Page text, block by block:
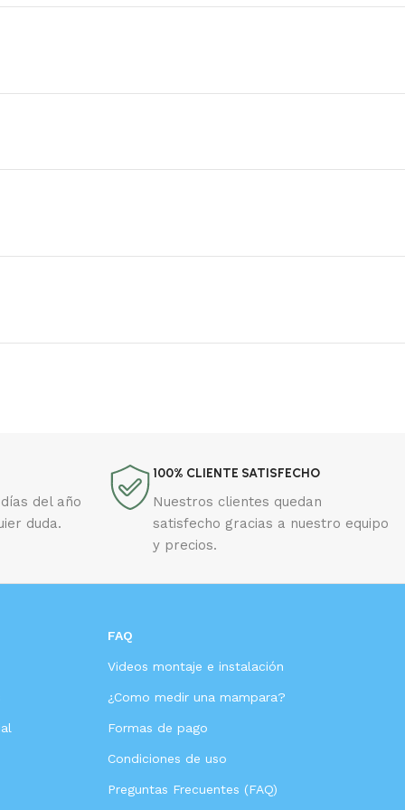
del año
duda.
100% CLIENTE SATISFECHO
Nuestros clientes quedan
satisfecho gracias a nuestro equipo
y precios.
FAQ
Videos montaje e instalación
¿Como medir una mampara?
Formas de pago
Condiciones de uso
Preguntas Frecuentes (FAQ)